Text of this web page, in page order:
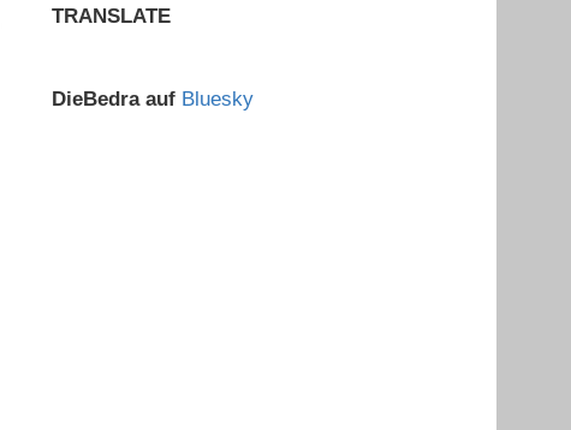
TRANSLATE
DieBedra auf Bluesky